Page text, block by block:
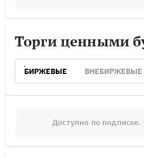
Торги ценными
БИРЖЕВЫЕ ВНЕБИРЖЕВЫЕ
Доступно по подписке.